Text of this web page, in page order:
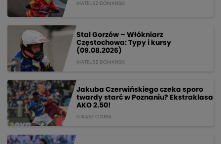
MATEUSZ DOMANSKI
Stal Gorzów – Włókniarz
Częstochowa: Typy i kursy
(09.08.2026)
MATEUSZ DOMANSKI
Jakuba Czerwińskiego czeka sporo
twardy starć w Poznaniu? Ekstraklasa
AKO 2.50!
ŁUKASZ CZUBA